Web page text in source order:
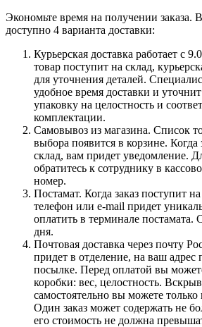
Экономьте время на получении заказа.
доступно 4 варианта доставки:
Курьерская доставка работает с
товар поступит на склад,
для уточнения деталей.
удобное время доставки и
упаковку на целостность и
комплектации.
Самовывоз из магазина. Список
выбора появится в корзине. Когда
склад, вам придет уведомление.
обратитесь к сотруднику в
номер.
Постамат. Когда заказ поступит
телефон или e-mail придет
оплатить в терминале
дня.
Почтовая доставка через почту
придет в отделение, на ваш адрес
посылке. Перед оплатой вы
коробки: вес, целостность.
самостоятельно вы можете только
Один заказ может содержать не
его стоимость не должна